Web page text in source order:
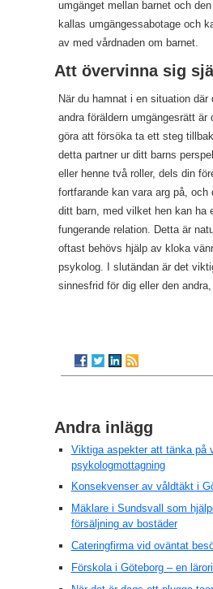
umgänget mellan barnet och
kallas umgängessabotage och
av med vårdnaden om barnet.
Att övervinna sig
När du hamnat i en situation där
andra föräldern umgängesrätt är
göra att försöka ta ett steg
detta partner ur ditt barns
eller henne två roller, dels din
fortfarande kan vara arg på, och
ditt barn, med vilket hen kan ha
fungerande relation. Detta är
oftast behövs hjälp av kloka
psykolog. I slutändan är det
sinnesfrid för dig eller den
Andra inlägg
Viktiga aspekter att tänka på
psykologmottagning
Konsekvenser av våldtäkt i
Mäklare i Sundsvall som
försäljning av bostäder
Cateringfirma vid oväntat
Förskola i Göteborg – en